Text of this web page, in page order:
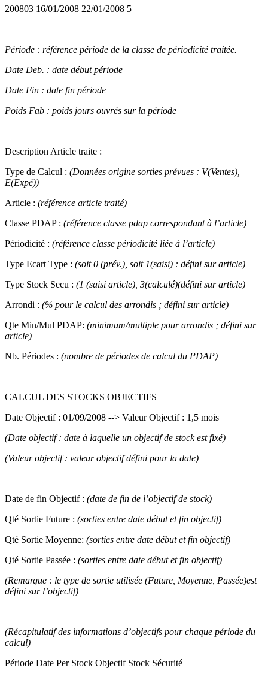
200803 16/01/2008 22/01/2008 5
Période : référence période de la classe de périodicité traitée.
Date Deb. : date début période
Date Fin : date fin période
Poids Fab : poids jours ouvrés sur la période
Description Article traite :
Type de Calcul : (Données origine sorties prévues : V(Ventes),
E(Expé))
Article : (référence article traité)
Classe PDAP : (référence classe pdap correspondant à l’article)
Périodicité : (référence classe périodicité liée à l’article)
Type Ecart Type : (soit 0 (prév.), soit 1(saisi) : défini sur article)
Type Stock Secu : (1 (saisi article), 3(calculé)(défini sur article)
Arrondi : (% pour le calcul des arrondis ; défini sur article)
Qte Min/Mul PDAP: (minimum/multiple pour arrondis ; défini sur
article)
Nb. Périodes : (nombre de périodes de calcul du PDAP)
CALCUL DES STOCKS OBJECTIFS
Date Objectif : 01/09/2008 --> Valeur Objectif : 1,5 mois
(Date objectif : date à laquelle un objectif de stock est fixé)
(Valeur objectif : valeur objectif défini pour la date)
Date de fin Objectif : (date de fin de l’objectif de stock)
Qté Sortie Future : (sorties entre date début et fin objectif)
Qté Sortie Moyenne: (sorties entre date début et fin objectif)
Qté Sortie Passée : (sorties entre date début et fin objectif)
(Remarque : le type de sortie utilisée (Future, Moyenne, Passée)est
défini sur l’objectif)
(Récapitulatif des informations d’objectifs pour chaque période du
calcul)
Période Date Per Stock Objectif Stock Sécurité